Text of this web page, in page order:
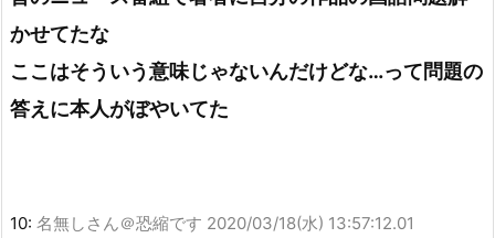
かせてたな
ここはそういう意味じゃないんだけどな…って問題の
答えに本人がぼやいてた
10: 名無しさん＠恐縮です 2020/03/18(水) 13:57:12.01